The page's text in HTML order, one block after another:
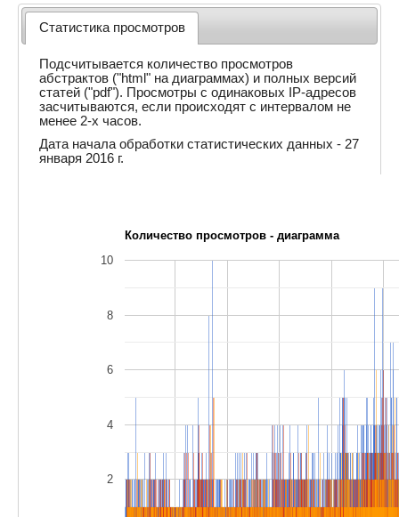
Статистика просмотров
Подсчитывается количество просмотров
абстрактов ("html" на диаграммах) и полных версий
статей ("pdf"). Просмотры с одинаковых IP-адресов
засчитываются, если происходят с интервалом не
менее 2-х часов.
Дата начала обработки статистических данных - 27
января 2016 г.
Количество просмотров - диаграмма
2
4
6
8
10